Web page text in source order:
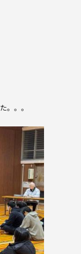
。。。